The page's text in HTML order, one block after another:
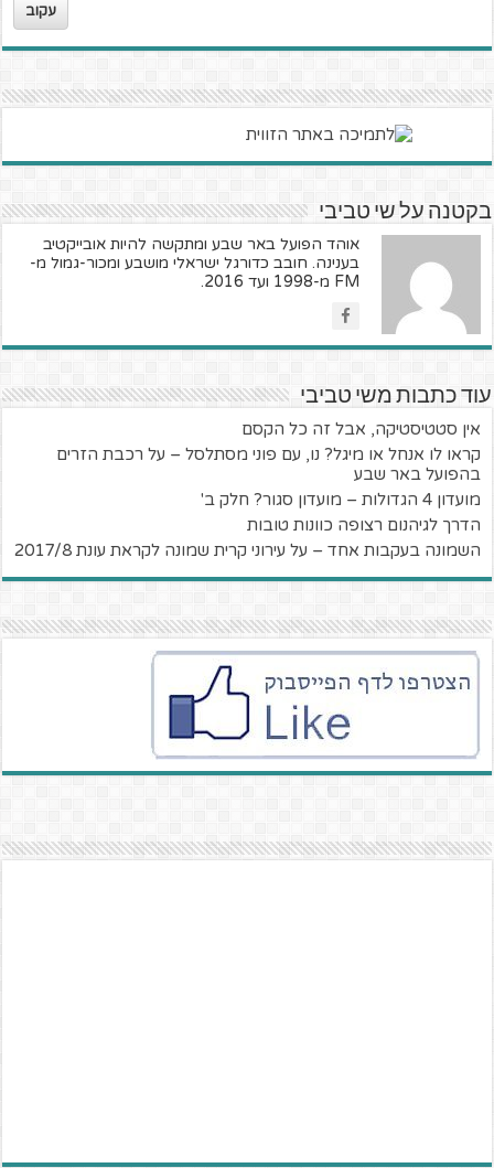
עקוב
בקטנה על שי טביבי
אוהד הפועל באר שבע ומתקשה להיות אובייקטיב
בענינה. חובב כדורגל ישראלי מושבע ומכור-גמול מ-
FM מ-1998 ועד 2016.
עוד כתבות משי טביבי
אין סטטיסטיקה, אבל זה כל הקסם
קראו לו אנחל או מיגל? נו, עם פוני מסתלסל – על רכבת הזרים
בהפועל באר שבע
מועדון 4 הגדולות – מועדון סגור? חלק ב'
הדרך לגיהנום רצופה כוונות טובות
השמונה בעקבות אחד – על עירוני קרית שמונה לקראת עונת 2017/8